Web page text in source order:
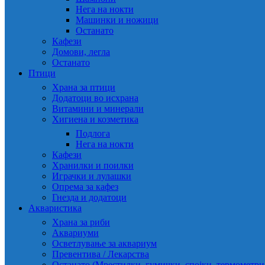
Нега на нокти
Машинки и ножици
Останато
Кафези
Домови, легла
Останато
Птици
Храна за птици
Додатоци во исхрана
Витамини и минерали
Хигиена и козметика
Подлога
Нега на нокти
Кафези
Хранилки и поилки
Играчки и лулашки
Опрема за кафез
Гнезда и додатоци
Акваристика
Храна за риби
Аквариуми
Осветлување за аквариум
Превентива / Лекарства